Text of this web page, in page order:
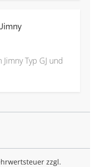
Typ GJ und
zzgl.